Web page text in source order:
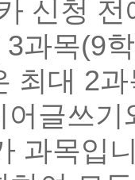
신청
과목(9
최대 2
글쓰
과목입